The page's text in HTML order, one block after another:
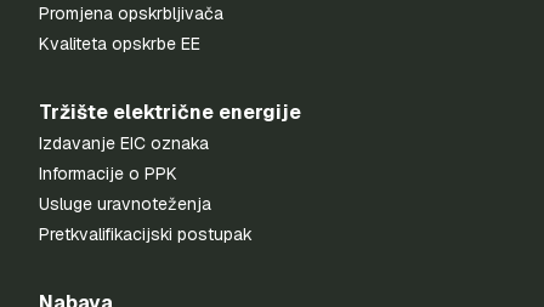
Promjena opskrbljivača
Kvaliteta opskrbe EE
Tržište električne energije
Izdavanje EIC oznaka
Informacije o PPK
Usluge uravnoteženja
Pretkvalifikacijski postupak